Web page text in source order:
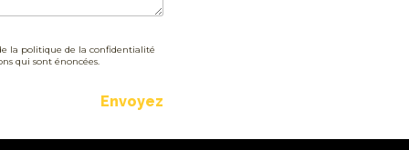
la politique de la confidentialité
qui sont énoncées.
Envoyez